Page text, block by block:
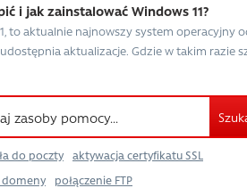
i jak zainstalować Windows 11?
to aktualnie najnowszy system operacyjny
aktualizacje. Gdzie w takim razie
do poczty
aktywacja certyfikatu SSL
domeny
połączenie FTP